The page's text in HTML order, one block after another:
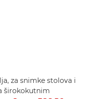
za snimke stolova i
širokokutnim